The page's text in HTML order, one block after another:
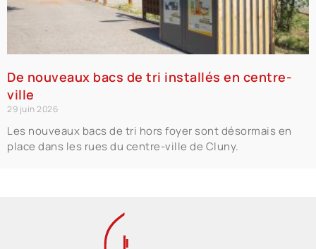
De nouveaux bacs de tri installés en centre-
ville
29 juin 2026
Les nouveaux bacs de tri hors foyer sont désormais en
place dans les rues du centre-ville de Cluny.